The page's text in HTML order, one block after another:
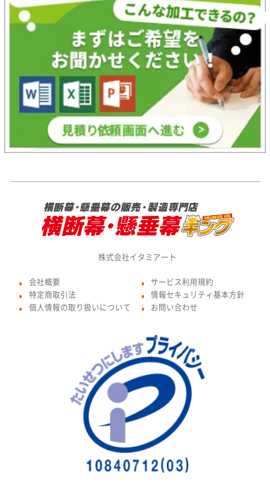
株式会社イタミアート
● 会社概要
● 特定商取引法
● 個人情報の取り扱いについて
● サービス利用規約
● 情報セキュリティ基本方針
● お問い合わせ